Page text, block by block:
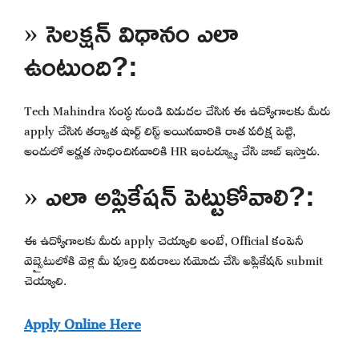
» సెలక్షన్ విధానం ఎలా
ఉంటుంది?:
Tech Mahindra సంస్థ నుండి విడుదల చేసిన ఈ ఉద్యోగాలకు మీరు
apply చేసిన తర్వాత షార్ట్ లిస్ట్ అయినవారికి రాత పరీక్ష పెట్టి,
అందులో అర్హత సాధించినవారికి HR ఇంటర్వ్యూ చేసి జాబ్ ఇస్తారు.
» ఎలా అప్లికేషన్ పెట్టుకోవాలి?:
ఈ ఉద్యోగాలకు మీరు apply చెయ్యాలి అంటే, Official కంపెనీ
వెబ్సైటులోకి వెళ్లి మీ పూర్తి వివరాలు నమోదు చేసి అప్లికేషన్ submit
చెయ్యాలి.
Apply Online Here